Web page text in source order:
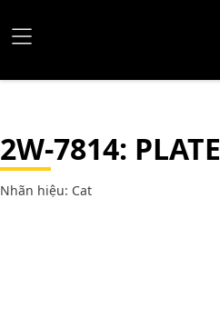
2W-7814: PLATE
Nhãn hiệu: Cat